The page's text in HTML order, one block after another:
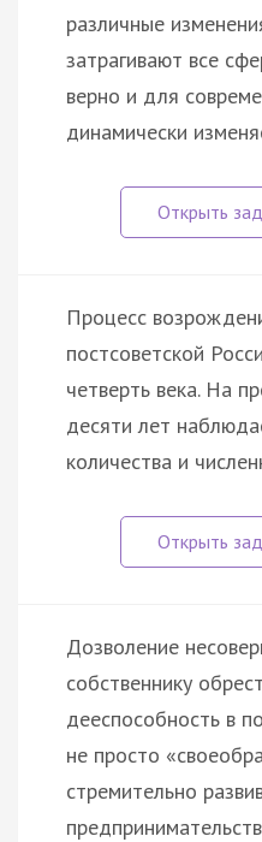
различные
затрагивают все
верно и для
динамически
Процесс
постсоветской
четверть века. На
десяти лет
количества и
Дозволение
собственнику
дееспособность в
не просто
стремительно